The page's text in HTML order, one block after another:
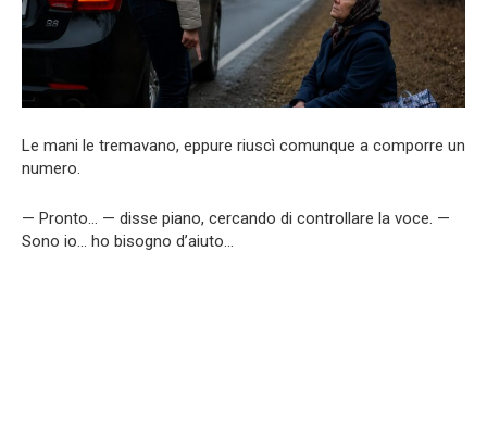
Le mani le tremavano, eppure riuscì comunque a comporre un
numero.
— Pronto… — disse piano, cercando di controllare la voce. —
Sono io… ho bisogno d’aiuto…